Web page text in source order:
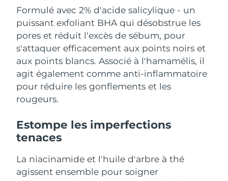
Formulé avec 2% d'acide salicylique - un
puissant exfoliant BHA qui désobstrue les
pores et réduit l'excès de sébum, pour
s'attaquer efficacement aux points noirs et
aux points blancs. Associé à l'hamamélis, il
agit également comme anti-inflammatoire
pour réduire les gonflements et les
rougeurs.
Estompe les imperfections
tenaces
La niacinamide et l'huile d'arbre à thé
agissent ensemble pour soigner
Philippines Livraison estimée 8/14/26
Pologne Livraison estimée 8/12/26
Portugal Livraison estimée 8/11/26
Porto Rico
La Réunion
Roumanie Livraison estimée